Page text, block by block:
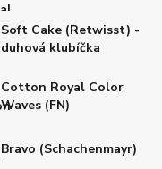
Soft Cake (Retwisst) -
duhová klubíčka
Cotton Royal Color
Waves (FN)
Bravo (Schachenmayr)